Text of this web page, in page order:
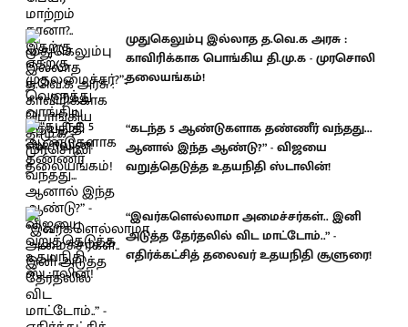
முதுகெலும்பு இல்லாத த.வெ.க அரசு :
காவிரிக்காக பொங்கிய தி.மு.க - முரசொலி
தலையங்கம்!
“கடந்த 5 ஆண்டுகளாக தண்ணீர் வந்தது...
ஆனால் இந்த ஆண்டு?” - விஜயை
வறுத்தெடுத்த உதயநிதி ஸ்டாலின்!
“இவர்களெல்லாமா அமைச்சர்கள்.. இனி
அடுத்த தேர்தலில் விட மாட்டோம்..” -
எதிர்க்கட்சித் தலைவர் உதயநிதி சூளுரை!